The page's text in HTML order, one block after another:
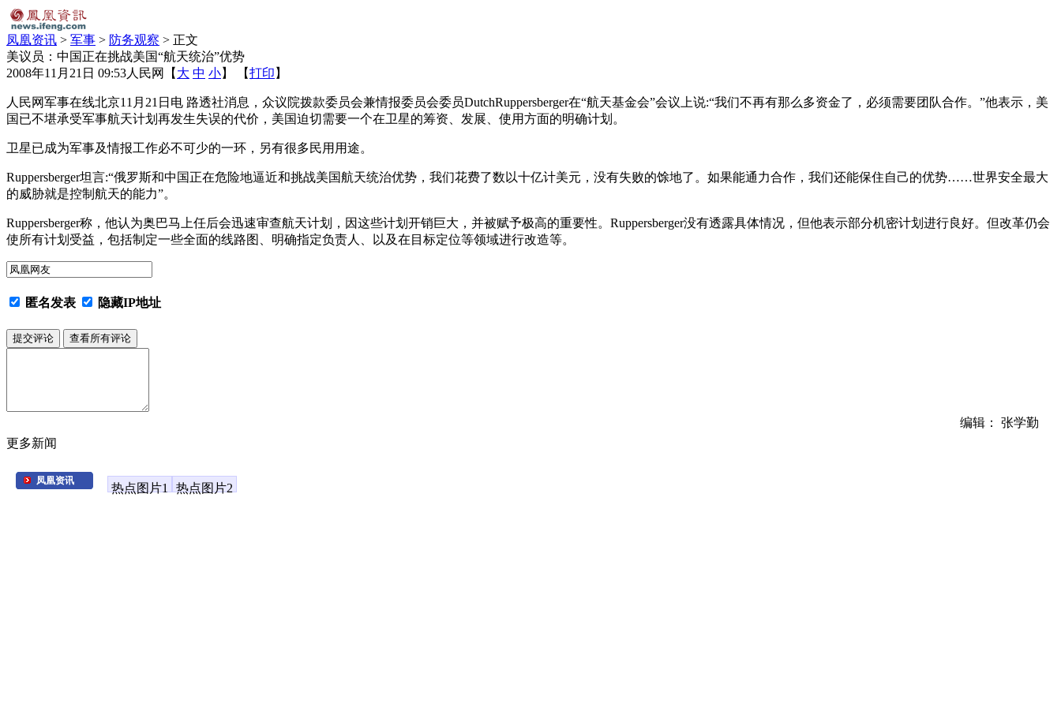
凤凰资讯 > 军事 > 防务观察 > 正文
美议员：中国正在挑战美国“航天统治”优势
2008年11月21日 09:53人民网 【 大 中 小】 【打印 】
人民网军事在线北京11月21日电 路透社消息，众议院拨款委员会兼情报委员会委员DutchRuppersberger在“航天基金会”会议上说:“我们不再有那么多资金了，必须需要团队合作。”他表示，美
国已不堪承受军事航天计划再发生失误的代价，美国迫切需要一个在卫星的筹资、发展、使用方面的明确计划。
卫星已成为军事及情报工作必不可少的一环，另有很多民用用途。
Ruppersberger坦言:“俄罗斯和中国正在危险地逼近和挑战美国航天统治优势，我们花费了数以十亿计美元，没有失败的馀地了。如果能通力合作，我们还能保住自己的优势……世界安全最大
的威胁就是控制航天的能力”。
Ruppersberger称，他认为奥巴马上任后会迅速审查航天计划，因这些计划开销巨大，并被赋予极高的重要性。Ruppersberger没有透露具体情况，但他表示部分机密计划进行良好。但改革仍会
使所有计划受益，包括制定一些全面的线路图、明确指定负责人、以及在目标定位等领域进行改造等。
匿名发表 隐藏IP地址
编辑： 张学勤
更多新闻
凤凰资讯
热点图片1 热点图片2